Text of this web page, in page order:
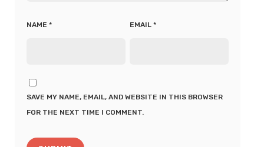
NAME * EMAIL *
SAVE MY NAME, EMAIL, AND WEBSITE IN THIS BROWSER
FOR THE NEXT TIME I COMMENT.